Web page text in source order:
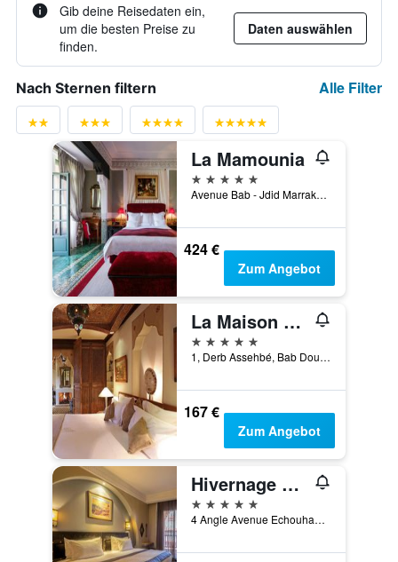
Gib deine Reisedaten ein,
um die besten Preise zu
finden.
Daten auswählen
Nach Sternen filtern Alle Filter
La Mamounia
5 Sterne
Avenue Bab - Jdid Marrakech 40 040 MA, Marrakesch, Marokko
424 €
Zum Angebot
La Maison Arabe Hotel, Spa & Cooking Workshops
5 Sterne
1, Derb Assehbé, Bab Doukkala, Marrakesch, Marokko
167 €
Zum Angebot
Hivernage Hotel & Spa
5 Sterne
4 Angle Avenue Echouhada, Marrakesch, Marokko